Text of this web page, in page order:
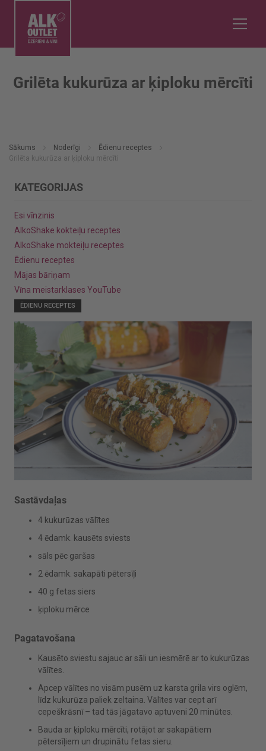
Sākums Noderīgi
Ēdienu receptes
Grilēta kukurūza ar ķiploku mērcīti
KATEGORIJAS
Esi vīnzinis
AlkoShake kokteiļu receptes
AlkoShake mokteiļu receptes
Ēdienu receptes
Mājas bāriņam
Vīna meistarklases YouTube
Grilēta kukurūza ar ķiploku mērcīti
ĒDIENU RECEPTES
Sastāvdaļas
4 kukurūzas vālītes
4 ēdamk. kausēts sviests
sāls pēc garšas
2 ēdamk. sakapāti pētersīļi
40 g fetas siers
ķiploku mērce
Pagatavošana
Kausēto sviestu sajauc ar sāli un iesmērē ar to kukurūzas
vālītes.
Apcep vālītes no visām pusēm uz karsta grila virs oglēm,
līdz kukurūza paliek zeltaina. Vālītes var cept arī
cepeškrāsnī – tad tās jāgatavo aptuveni 20 minūtes.
Bauda ar ķiploku mērcīti, rotājot ar sakapātiem
pētersīļiem un drupinātu fetas sieru.